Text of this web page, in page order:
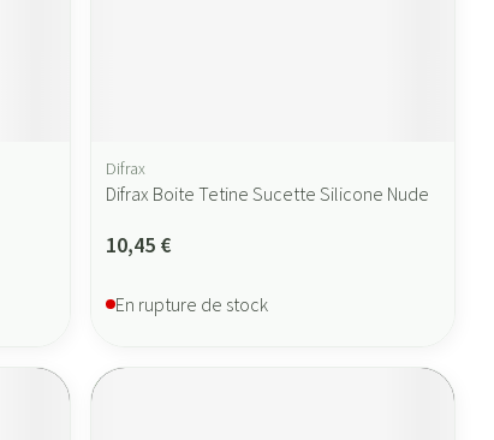
Difrax
Difrax Boite Tetine Sucette Silicone Nude
10,45 €
En rupture de stock